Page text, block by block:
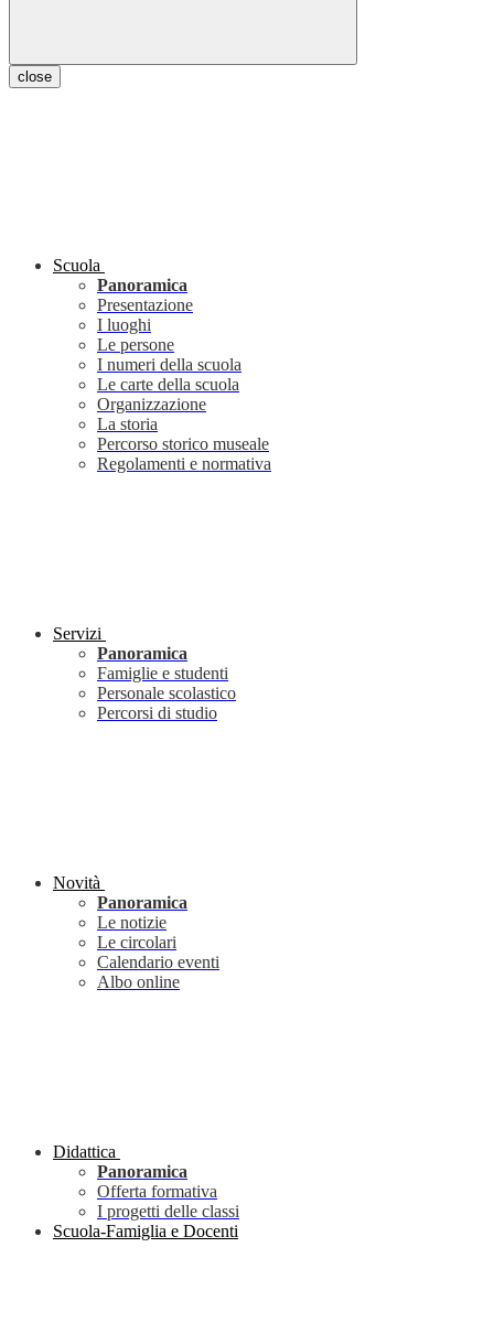
close
Scuola
Panoramica
Presentazione
I luoghi
Le persone
I numeri della scuola
Le carte della scuola
Organizzazione
La storia
Percorso storico museale
Regolamenti e normativa
Servizi
Panoramica
Famiglie e studenti
Personale scolastico
Percorsi di studio
Novità
Panoramica
Le notizie
Le circolari
Calendario eventi
Albo online
Didattica
Panoramica
Offerta formativa
I progetti delle classi
Scuola-Famiglia e Docenti